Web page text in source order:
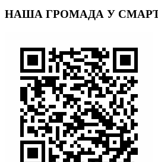
НАША ГРОМАДА У